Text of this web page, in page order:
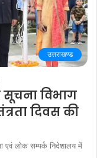
उत्तराखण्ड
सूचना विभाग
दिवस की
लोक सम्पर्क निदेशालय में